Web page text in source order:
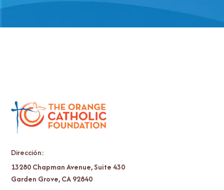
Dirección:
13280 Chapman Avenue, Suite 430
Garden Grove, CA 92840